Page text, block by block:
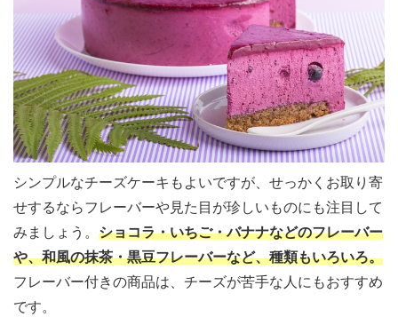
シンプルなチーズケーキもよいですが、せっかくお取り寄
せするならフレーバーや見た目が珍しいものにも注目して
みましょう。 ショコラ・いちご・バナナなどのフレーバー
や、和風の抹茶・黒豆フレーバーなど、種類もいろいろ。
フレーバー付きの商品は、チーズが苦手な人にもおすすめ
です。